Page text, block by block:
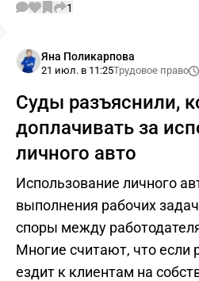
1
Яна Поликарпова
21 июл. в 11:25Трудовое право
Суды разъяснили,
доплачивать за
личного авто
Использование личного
выполнения рабочих
споры между
Многие считают, что если
ездит к клиентам на